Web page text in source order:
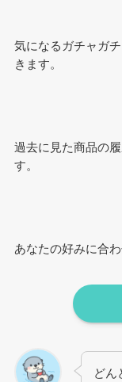
気になるガチャガ
きます。
過去に見た商品の
す。
あなたの好みに合
どん